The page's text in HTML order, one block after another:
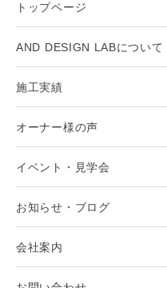
トップページ
AND DESIGN LABについて
施工実績
オーナー様の声
イベント・見学会
お知らせ・ブログ
会社案内